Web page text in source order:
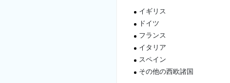
イギリス
ドイツ
フランス
イタリア
スペイン
その他の西欧諸国